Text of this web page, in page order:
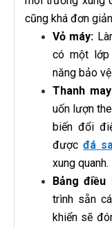
cũng khá đơn
Vỏ máy:
có một lớp
năng bảo
Thanh
uốn lượn
biến đổi
đượcđá
xung quanh.
Bảng điều
trình sẵn
khiển sẽ